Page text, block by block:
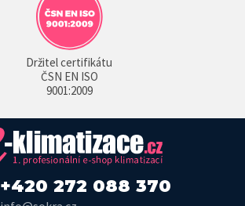
Držitel certifikátu
ČSN EN ISO
9001:2009
+420 272 088 370